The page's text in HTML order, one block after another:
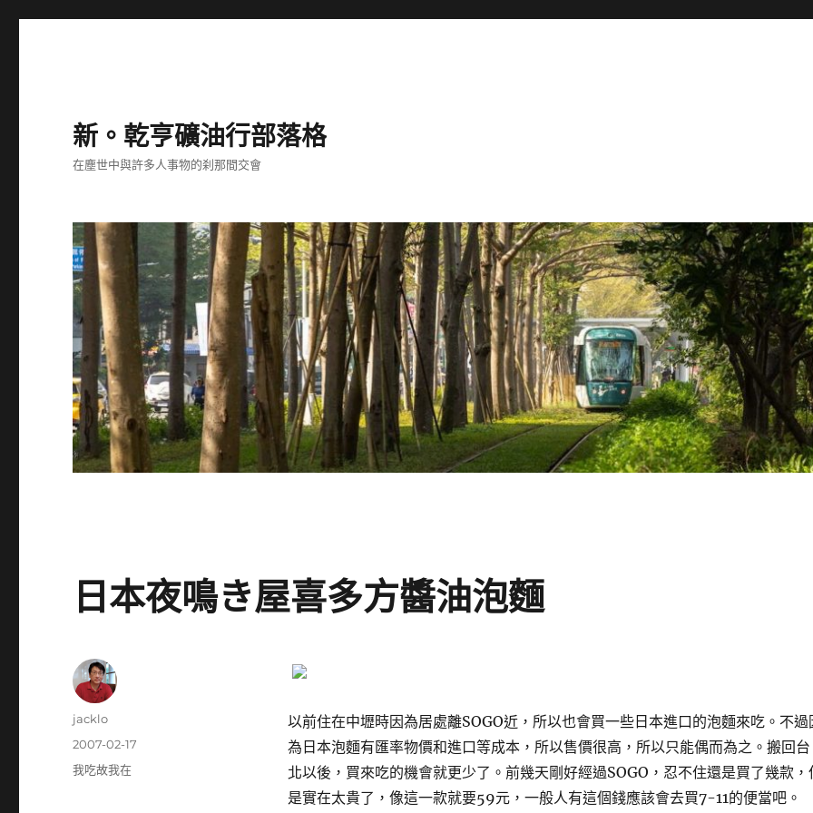
新。乾亨礦油行部落格
在塵世中與許多人事物的刹那間交會
日本夜鳴き屋喜多方醬油泡麵
以前住在中壢時因為居處離SOGO近，所以也會買一些日本進口的泡麵來吃。不過
為日本泡麵有匯率物價和進口等成本，所以售價很高，所以只能偶而為之。搬回台
北以後，買來吃的機會就更少了。前幾天剛好經過SOGO，忍不住還是買了幾款，
是實在太貴了，像這一款就要59元，一般人有這個錢應該會去買7-11的便當吧。
作
jacklo
發
佈
2007-02-17
分
我吃故我在